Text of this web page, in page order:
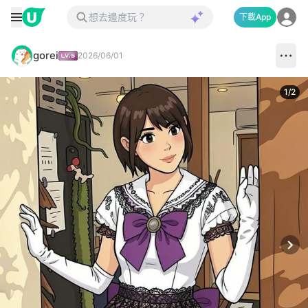
下載App
gorei 2026/06/01
1/2